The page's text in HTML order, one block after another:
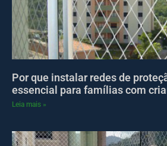
Por que instalar redes de
essencial para famílias com
Leia mais »